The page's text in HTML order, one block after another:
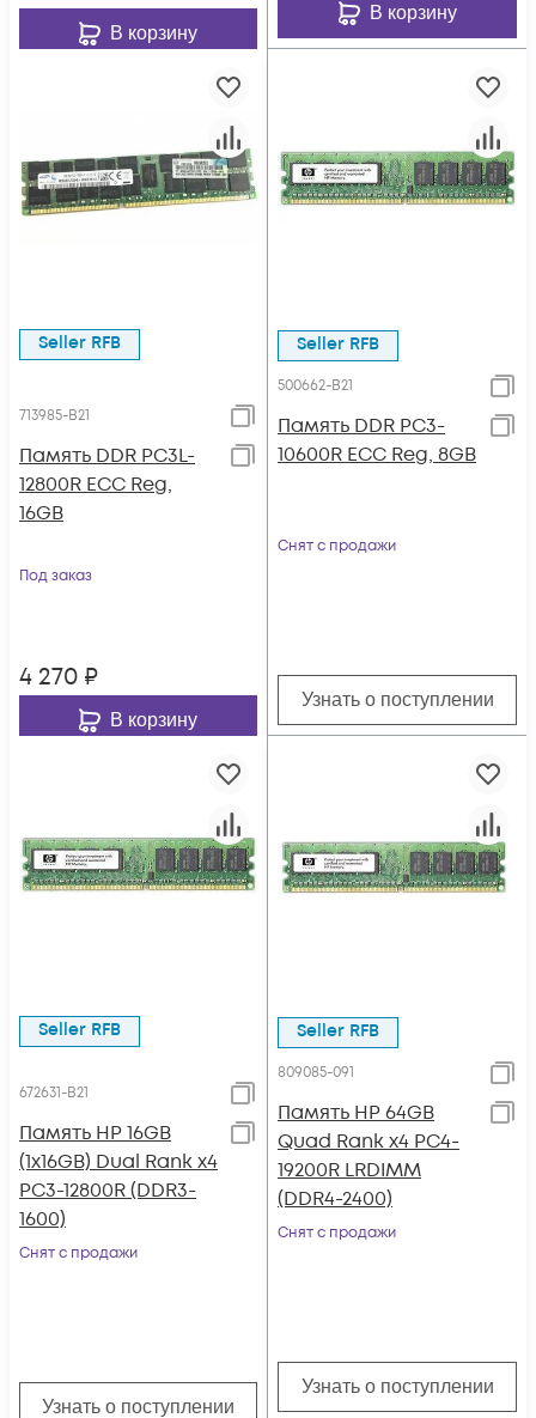
В корзину
В корзину
Seller RFB
713985-B21
Память DDR PC3L-
12800R ECC Reg,
16GB
Под заказ
4 270 ₽
В корзину
Seller RFB
500662-B21
Память DDR PC3-
10600R ECC Reg, 8GB
Снят с продажи
Узнать о поступлении
Seller RFB
672631-B21
Память HP 16GB
(1x16GB) Dual Rank x4
PC3-12800R (DDR3-
1600)
Снят с продажи
Узнать о поступлении
Seller RFB
809085-091
Память HP 64GB
Quad Rank x4 PC4-
19200R LRDIMM
(DDR4-2400)
Снят с продажи
Узнать о поступлении